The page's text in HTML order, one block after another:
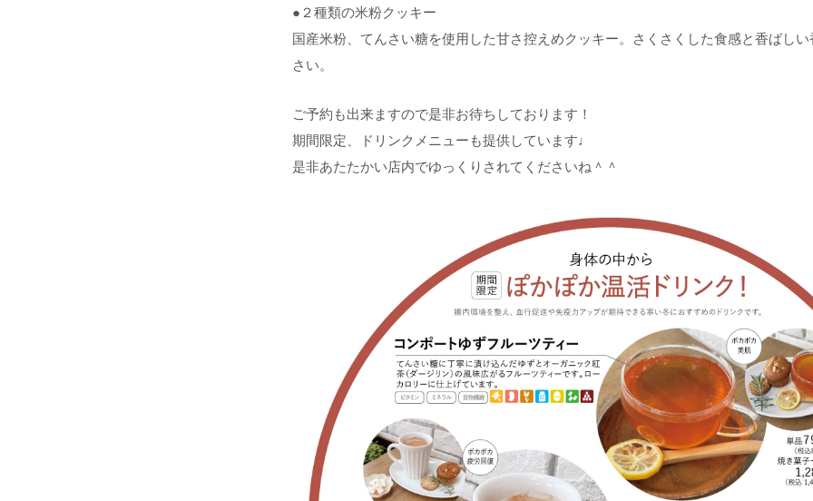
●２種類の米粉クッキー
国産米粉、てんさい糖を使用した甘さ控えめクッキー。さくさくした食感と香ばし
さい。
ご予約も出来ますので是非お待ちしております！
期間限定、ドリンクメニューも提供しています♩
是非あたたかい店内でゆっくりされてくださいね＾＾